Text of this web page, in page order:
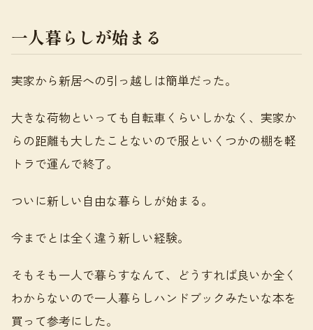
一人暮らしが始まる
実家から新居への引っ越しは簡単だった。
大きな荷物といっても自転車くらいしかなく、実家か
らの距離も大したことないので服といくつかの棚を軽
トラで運んで終了。
ついに新しい自由な暮らしが始まる。
今までとは全く違う新しい経験。
そもそも一人で暮らすなんて、どうすれば良いか全く
わからないので一人暮らしハンドブックみたいな本を
買って参考にした。